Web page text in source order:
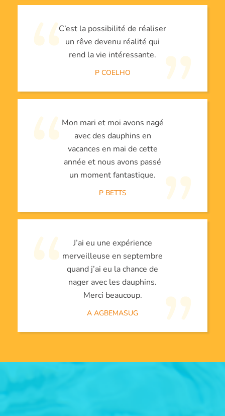
C’est la possibilité de réaliser
un rêve devenu réalité qui
rend la vie intéressante.
P COELHO
Mon mari et moi avons nagé
avec des dauphins en
vacances en mai de cette
année et nous avons passé
un moment fantastique.
P BETTS
J’ai eu une expérience
merveilleuse en septembre
quand j’ai eu la chance de
nager avec les dauphins.
Merci beaucoup.
A AGBEMASUG